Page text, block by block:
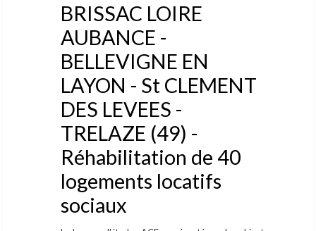
BRISSAC LOIRE
AUBANCE -
BELLEVIGNE EN
LAYON - St CLEMENT
DES LEVEES -
TRELAZE (49) -
Réhabilitation de 40
logements locatifs
sociaux